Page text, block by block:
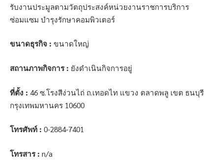
รับงานประมูลตามวัตถุประสงค์หน่วยงานราชการบริการ
ซ่อมแซม บำรุงรักษาคอมพิวเตอร์
ขนาดธุรกิจ : ขนาดใหญ่
สถานภาพกิจการ : ยังดำเนินกิจการอยู่
ที่ตั้ง : 46 ซ.โรงสีง่วนไถ่ ถ.เทอดไท แขวง ตลาดพลู เขต ธนบุรี
กรุงเทพมหานคร 10600
โทรศัพท์ : 0-2884-7401
โทรสาร : n/a